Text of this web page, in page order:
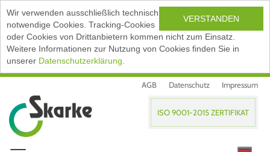
VERSTANDEN
Wir verwenden ausschließlich technisch
notwendige Cookies. Tracking-Cookies
oder Cookies von Drittanbietern kommen nicht zum Einsatz.
Weitere Informationen zur Nutzung von Cookies finden Sie in
unserer Datenschutzerklärung.
AGB Datenschutz Impressum
ISO 9001-2015 ZERTIFIKAT